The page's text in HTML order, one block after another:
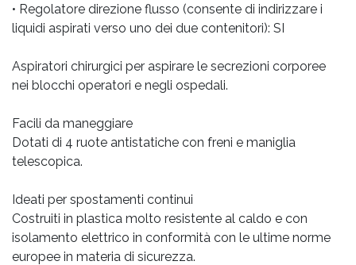
• Regolatore direzione flusso (consente di indirizzare i
liquidi aspirati verso uno dei due contenitori): SI
Aspiratori chirurgici per aspirare le secrezioni corporee
nei blocchi operatori e negli ospedali.
Facili da maneggiare
Dotati di 4 ruote antistatiche con freni e maniglia
telescopica.
Ideati per spostamenti continui
Costruiti in plastica molto resistente al caldo e con
isolamento elettrico in conformità con le ultime norme
europee in materia di sicurezza.